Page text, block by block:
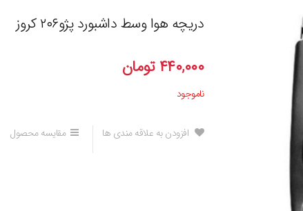
دریچه هوا وسط داشبورد پژو۲۰۶ کروز
۴۴۰,۰۰۰ تومان
ناموجود
افزودن به علاقه مندی ها مقایسه محصول